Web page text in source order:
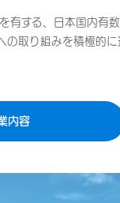
する、日本国内有
取り組みを積極的
内容